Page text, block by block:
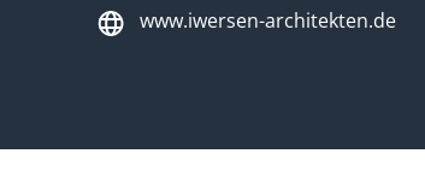
www.iwersen-architekten.de